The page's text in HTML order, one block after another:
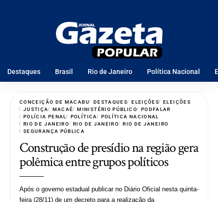
Destaques Brasil Rio de Janeiro Política Nacional
CONCEIÇÃO DE MACABU DESTAQUES ELEIÇÕES
ELEIÇÕES
JUSTIÇA
MACAÉ MINISTÉRIO PÚBLICO
PODFALAR
POLÍCIA PENAL
POLÍTICA
POLÍTICA NACIONAL
RIO DE JANEIRO
RIO DE JANEIRO
RIO DE JANEIRO
SEGURANÇA PÚBLICA
Construção de presídio na região gera
polêmica entre grupos políticos
Após o governo estadual publicar no Diário Oficial nesta quinta-
feira (28/11) de um decreto para a realização da